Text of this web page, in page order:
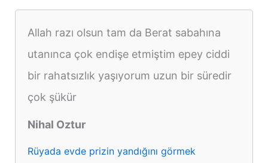
Allah razı olsun tam da Berat sabahına
utanınca çok endişe etmiştim epey ciddi
bir rahatsızlık yaşıyorum uzun bir süredir
çok şükür
Nihal Oztur
Rüyada evde prizin yandığını görmek